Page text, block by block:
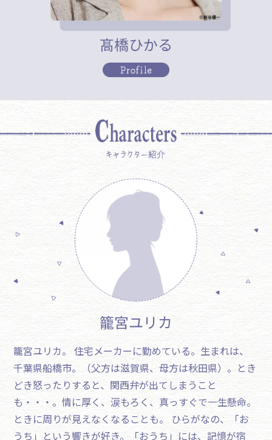
髙橋ひかる
籠宮ユリカ
籠宮ユリカ。 住宅メーカーに勤めている。生まれは、
千葉県船橋市。（父方は滋賀県、母方は秋田県）。とき
どき怒ったりすると、関西弁が出てしまうこと
も・・・。情に厚く、涙もろく、真っすぐで一生懸命。
ときに周りが見えなくなることも。 ひらがなの、「お
うち」という響きが好き。「おうち」には、記憶が宿